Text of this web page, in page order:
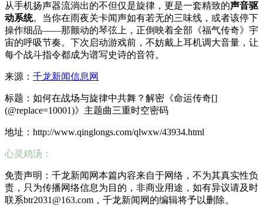
从手机扬声器流淌出的不但仅是旋律，更是一套精致的声音驱
动系统。当你在雨夜关卡闻声如有若无的三味线，或者该停下
操作细品——那颤动的琴弦上，正倒映着全部《福气传奇》宇
宙的呼吸节奏。下次启动游戏前，不妨戴上耳机调大音量，让
每个战斗指令都成为谱写史诗的音符。
来源： 千龙新闻信息网
标题：如何在战场与旋律中共舞？解密《命运传奇[]
(@replace=10001)》主题曲三重时空密码
地址：http://www.qinglongs.com/qlwxw/43934.html
心灵鸡汤：
免责声明：千龙新闻网本篇内容来自于网络，不为其真实性负
责，只为传播网络信息为目的，非商业用途，如有异议请及时
联系btr2031@163.com，千龙新闻网的编辑将予以删除。